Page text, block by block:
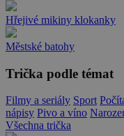
Hřejivé mikiny klokanky
Městské batohy
Trička podle témat
Filmy a seriály Sport
nápisy Pivo a víno
Všechna trička